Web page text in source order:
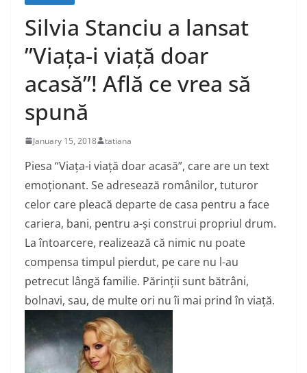
Silvia Stanciu a lansat
”Viața-i viață doar
acasă”! Află ce vrea să
spună
January 15, 2018 tatiana
Piesa “Viața-i viață doar acasă”, care are un text
emoționant. Se adresează românilor, tuturor
celor care pleacă departe de casa pentru a face
cariera, bani, pentru a-și construi propriul drum.
La întoarcere, realizează că nimic nu poate
compensa timpul pierdut, pe care nu l-au
petrecut lângă familie. Părinții sunt bătrâni,
bolnavi, sau, de multe ori nu îi mai prind în viață.